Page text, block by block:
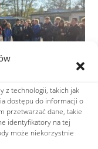
z technologii, takich jak
dostępu do informacji o
przetwarzać dane, takie
identyfikatory na tej
może niekorzystnie